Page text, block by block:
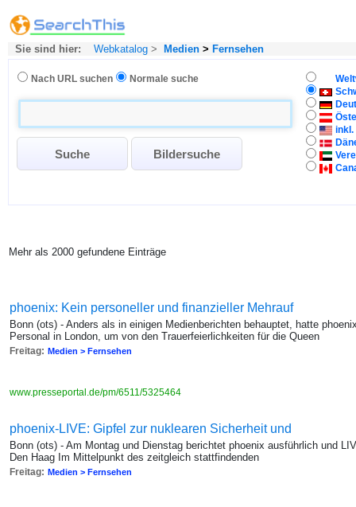
Sie sind hier: Webkatalog > Medien > Fernsehen
Nach URL suchen Normale suche
inkl.
Mehr als 2000 gefundene Einträge
phoenix: Kein personeller und finanzieller Mehrauf
Bonn (ots) - Anders als in einigen Medienberichten behauptet, hatte
Personal in London, um von den Trauerfeierlichkeiten für die Queen
Freitag: Medien > Fernsehen
www.presseportal.de/pm/6511/5325464
phoenix-LIVE: Gipfel zur nuklearen Sicherheit und
Bonn (ots) - Am Montag und Dienstag berichtet phoenix ausführlich und
Den Haag Im Mittelpunkt des zeitgleich stattfindenden
Freitag: Medien > Fernsehen